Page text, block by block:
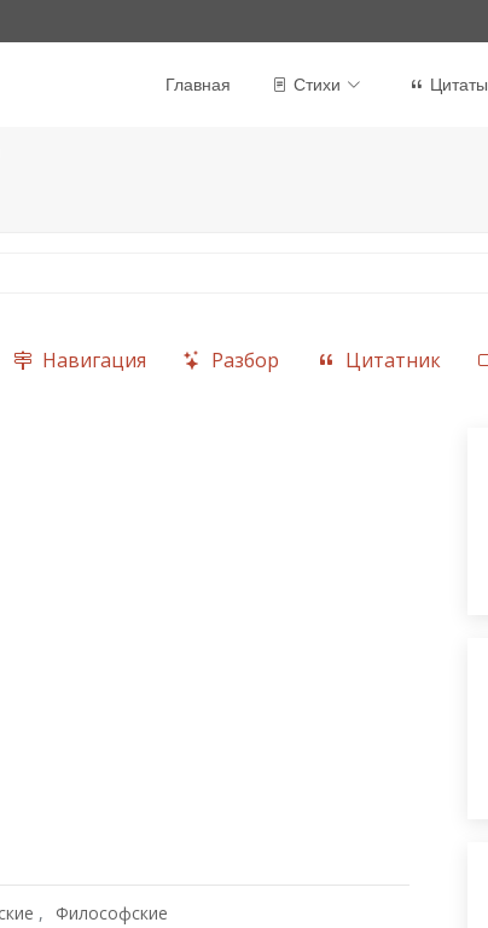
Главная Стихи Цитаты
Навигация Разбор Цитатник
Философские